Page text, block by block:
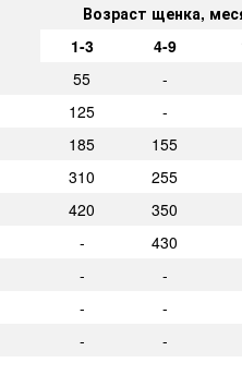
Возраст щенка,
1-3
4-9
55
-
125
-
185
155
310
255
420
350
-
430
-
-
-
-
-
-